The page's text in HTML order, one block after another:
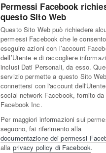
Permessi Facebook
questo Sito Web
Questo Sito Web può richiedere
permessi Facebook che le
eseguire azioni con l’account
dell’Utente e di raccogliere
inclusi Dati Personali, da esso.
servizio permette a questo Sito
connettersi con l'account
social network Facebook, fornito da
Facebook Inc.
Per maggiori informazioni sui
seguono, fai riferimento alla
documentazione dei permessi
alla privacy policy di Facebook.